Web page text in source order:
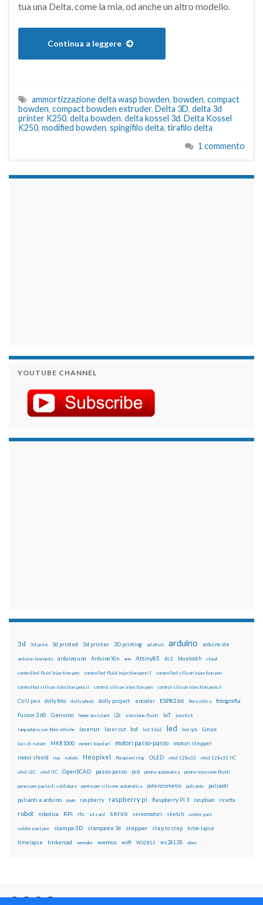
tua una Delta, come la mia, od anche un altro modello.
Continua a leggere
ammortizzazione delta wasp bowden, bowden, compact
bowden, compact bowden extruder, Delta 3D, delta 3d
printer K250, delta bowden, delta kossel 3d, Delta Kossel
K250, modified bowden, spingifilo delta, tirafilo delta
1 commento
YOUTUBE CHANNEL
3d 3d print 3d printed 3d printer 3D printing adafruit arduino arduino ide
arduino leonardo arduino uno Arduino Yún arm Attiny85 BLE bluetooth cloud
controlled fluid injection pen controlled fluid injection pencil controlled silicon injection pen
controlled silicon injection pencil control silicon injection pen control silicon injection pencil
CtrlJ pen dolly foto dolly photo dolly project encoder ESP8266 fibra ottica fotografia
fusion 360 Genuino home assistant i2c iniezione fluidi IoT joystick
lampadario con fibre ottiche lasercut laser cut lcd lcd 16x2 led led rgb Linux
luci di natale MKR1000 motori bipolari motori passo-passo motori stepper
motor shield nas natale Neopixel Neopixel ring OLED oled 128x32 oled 128x32 IIC
oled i2C oled IIC OpenSCAD passo-passo pcb penna automatica penna iniezione fluidi
penna per pasta di saldatura penna per silicone automatica potenziometro pulsante pulsanti
pulsanti e arduino pwm raspberry raspberry pi Raspberry Pi 3 raspbian ricetta
robot robotica RPi rtc sd card servo servomotori sketch solder past
solder past pen stampa 3D stampante 3d stepper step to step time-lapse
timelapse tinkercad wemake wemos wifi WS2812 ws2812B xbee